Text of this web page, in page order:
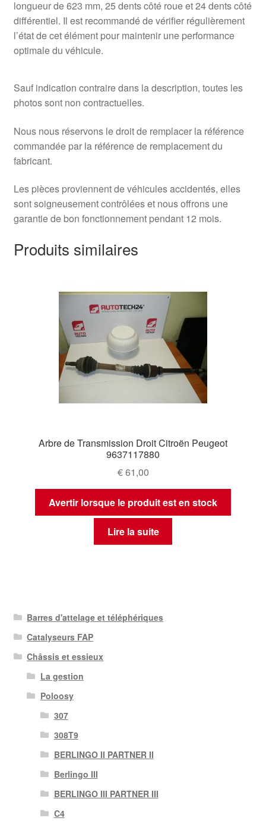
longueur de 623 mm, 25 dents côté roue et 24 dents côté
différentiel. Il est recommandé de vérifier régulièrement
l’état de cet élément pour maintenir une performance
optimale du véhicule.
Sauf indication contraire dans la description, toutes les
photos sont non contractuelles.
Nous nous réservons le droit de remplacer la référence
commandée par la référence de remplacement du
fabricant.
Les pièces proviennent de véhicules accidentés, elles
sont soigneusement contrôlées et nous offrons une
garantie de bon fonctionnement pendant 12 mois.
Produits similaires
Arbre de Transmission Droit Citroën Peugeot
9637117880
€61,00
Avertir lorsque le produit est en stock
Lire la suite
Barres d'attelage et téléphériques
Catalyseurs FAP
Châssis et essieux
La gestion
Poloosy
307
308T9
BERLINGO II PARTNER II
Berlingo III
BERLINGO III PARTNER III
C4